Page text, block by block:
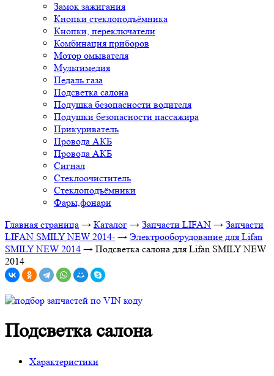
Замок зажигания
Кнопки стеклоподъёмника
Кнопки, переключатели
Комбинация приборов
Мотор омывателя
Мультимедия
Педаль газа
Подсветка салона
Подушка безопасности водителя
Подушки безопасности пассажира
Прикуриватель
Провода АКБ
Провода АКБ
Сигнал
Стеклоочиститель
Стеклоподъёмники
Фары,фонари
Главная страница → Каталог → Запчасти LIFAN → Запчасти
LIFAN SMILY NEW 2014- → Электрооборудование для Lifan
SMILY NEW 2014 → Подсветка салона для Lifan SMILY NEW
2014
Подсветка салона
Характеристики